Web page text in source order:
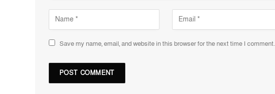
Save my name, email, and website in this browser for the next time I comment.